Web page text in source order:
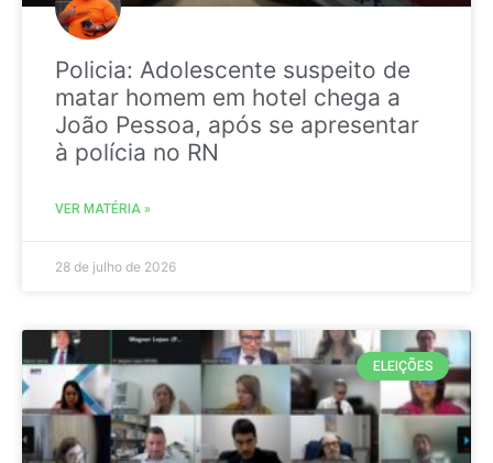
Policia: Adolescente suspeito de
matar homem em hotel chega a
João Pessoa, após se apresentar
à polícia no RN
VER MATÉRIA »
28 de julho de 2026
ELEIÇÕES